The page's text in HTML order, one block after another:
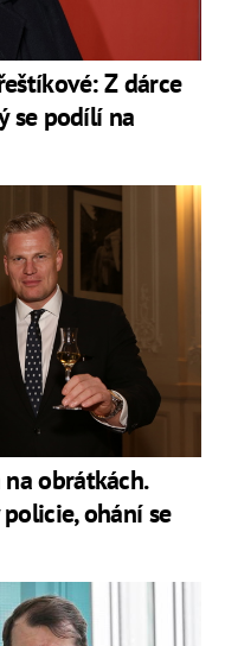
Z dárce
se podílí na
obrátkách.
ohání se